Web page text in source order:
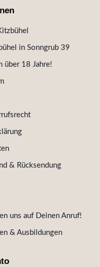
in Sonngrub 39
über 18 Jahre!
& Rücksendung
uns auf Deinen Anruf!
& Ausbildungen